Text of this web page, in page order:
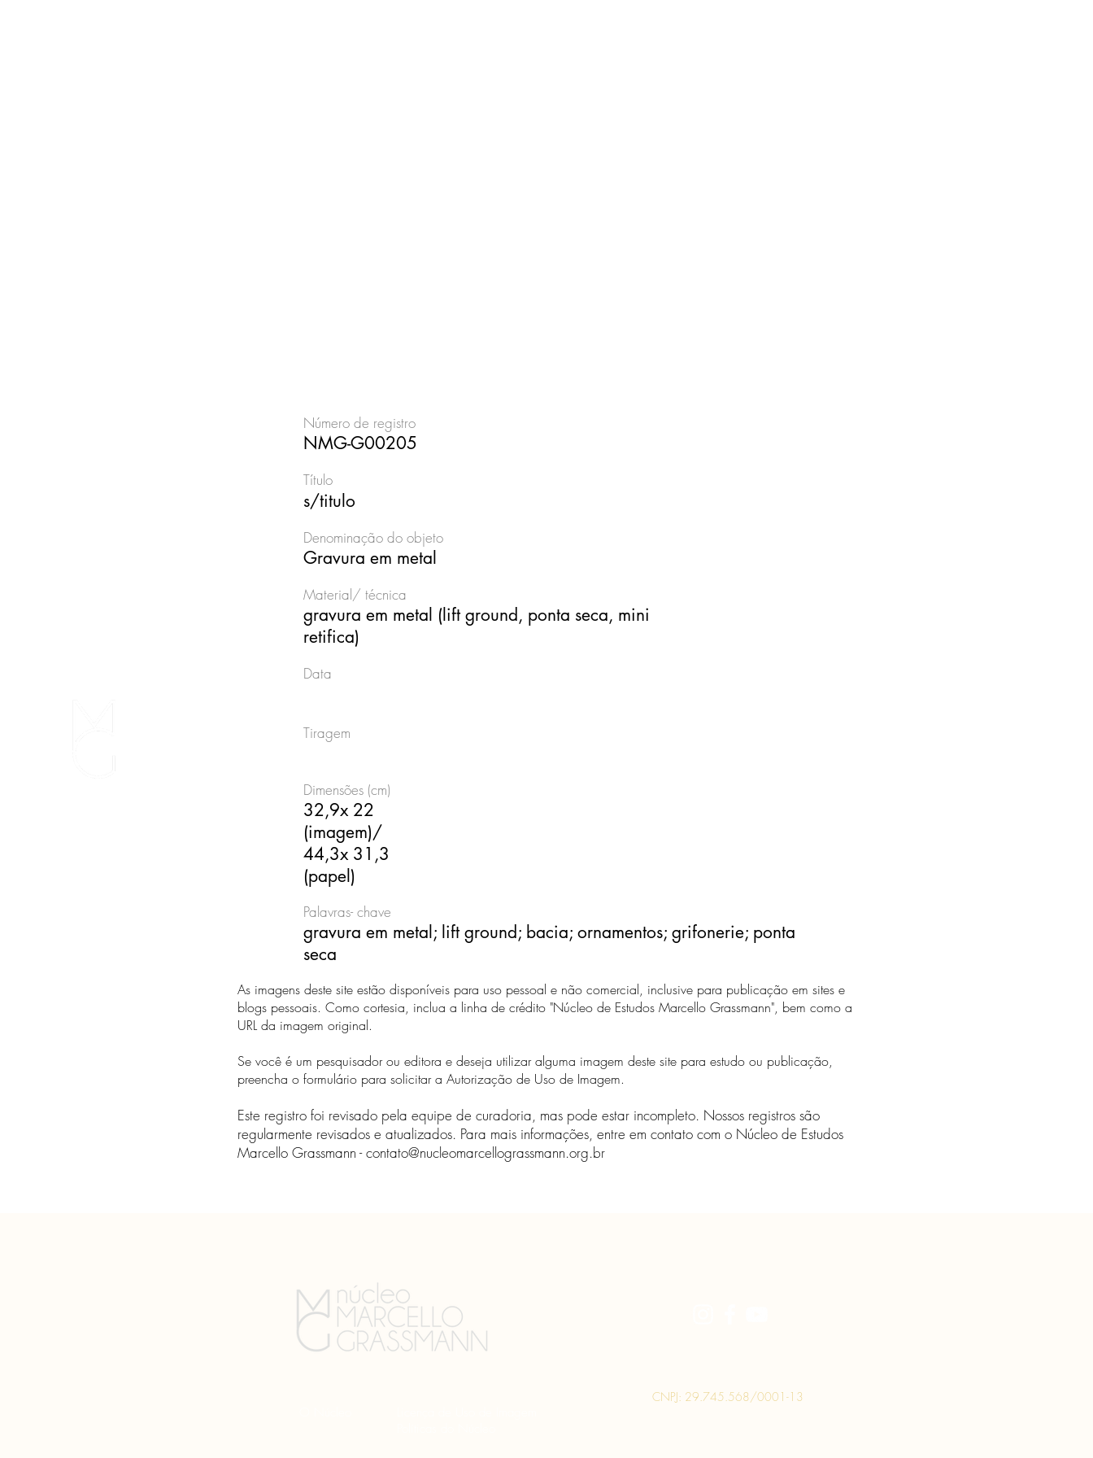
Número de registro
NMG-G00205
Título
s/titulo
Denominação do objeto
Gravura em metal
Material/ técnica
gravura em metal (lift ground, ponta seca, mini
retifica)
Data
Tiragem
Dimensões (cm)
32,9x 22
(imagem)/
44,3x 31,3
(papel)
Palavras- chave
gravura em metal; lift ground; bacia; ornamentos; grifonerie; ponta
seca
As imagens deste site estão disponíveis para uso pessoal e não comercial, inclusive para publicação em sites e
blogs pessoais. Como cortesia, inclua a linha de crédito "Núcleo de Estudos Marcello Grassmann", bem como a
URL da imagem original.
Se você é um pesquisador ou editora e deseja utilizar alguma imagem deste site para estudo ou publicação,
preencha o formulário para solicitar a Autorização de Uso de Imagem.
Este registro foi revisado pela equipe de curadoria, mas pode estar incompleto. Nossos registros são
regularmente revisados ​​e atualizados. Para mais informações, entre em contato com o Núcleo de Estudos
Marcello Grassmann -contato@nucleomarcellograssmann.org.br
CNPJ: 29.745.568/0001-13